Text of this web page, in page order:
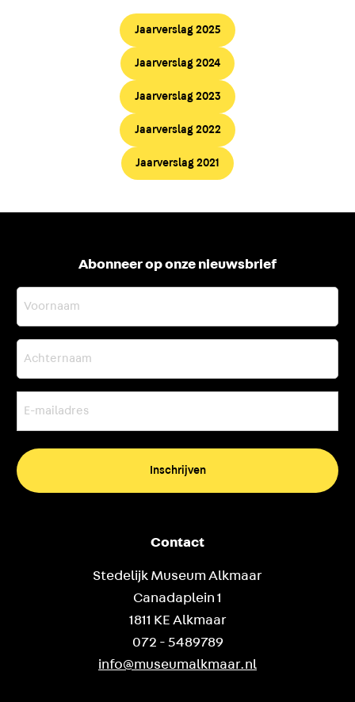
Jaarverslag 2025
Jaarverslag 2024
Jaarverslag 2023
Jaarverslag 2022
Jaarverslag 2021
Abonneer op onze nieuwsbrief
(Vereist)
Contact
Stedelijk Museum Alkmaar
Canadaplein 1
1811 KE Alkmaar
072 - 5489789
info@museumalkmaar.nl